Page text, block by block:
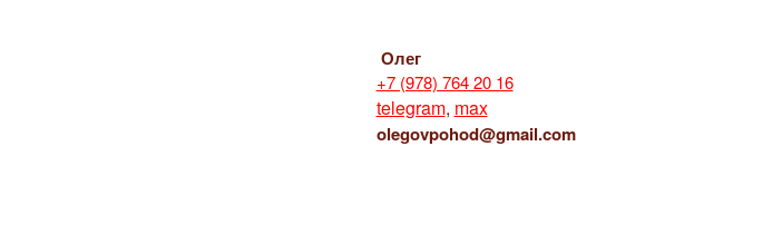
Олег
+7 (978) 764 20 16
telegram, max
olegovpohod@gmail.com